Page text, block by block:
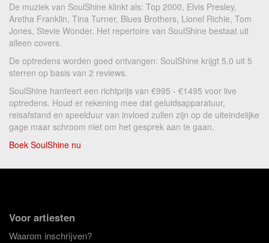
De muziek van SoulShine klinkt als: Top 2000, Elvis Presley,
Aretha Franklin, Tina Turner, Blues Brothers, Lionel Richie, Tom
Jones, Stevie Wonder. Het repertoire van SoulShine bestaat uit
alleen covers.
De optredens worden goed ontvangen: SoulShine krijgt 5.0 uit 5
sterren op basis van 2 reviews.
SoulShine hanteert een richtprijs van €995 - €1495 voor live
optredens. Houd er rekening mee dat geluidsapparatuur,
reisafstand en speelduur van invloed zullen zijn op de uiteindelijke
gage maar schroom niet om het gesprek aan te gaan.
Boek SoulShine nu
Voor artiesten
Waarom inschrijven?